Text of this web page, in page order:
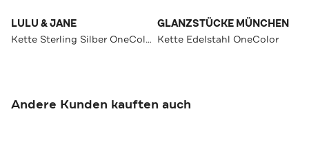
LULU & JANE
Kette Sterling Silber OneColor
GLANZSTÜCKE MÜNCHEN
Kette Edelstahl OneColor
Andere Kunden kauften auch